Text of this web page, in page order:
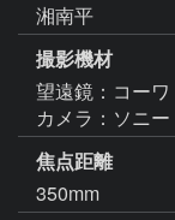
湘南平
撮影機材
望遠鏡：コーワ
カメラ：ソニー
焦点距離
350mm